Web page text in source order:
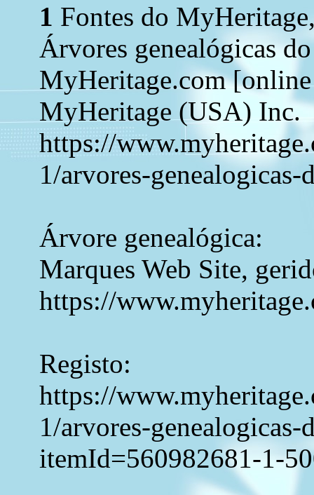
1 Fontes do
Árvores genealógicas
MyHeritage.com
MyHeritage (USA) Inc.
https://
1/arvores-
Árvore genealógica:
Marques Web Site,
https://
Registo:
https://
1/arvores-genealogicas-
itemId=560982681-1-